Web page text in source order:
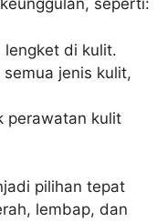
seperti:
lengket di kulit.
jenis kulit,
perawatan kulit
pilihan tepat
lembap, dan